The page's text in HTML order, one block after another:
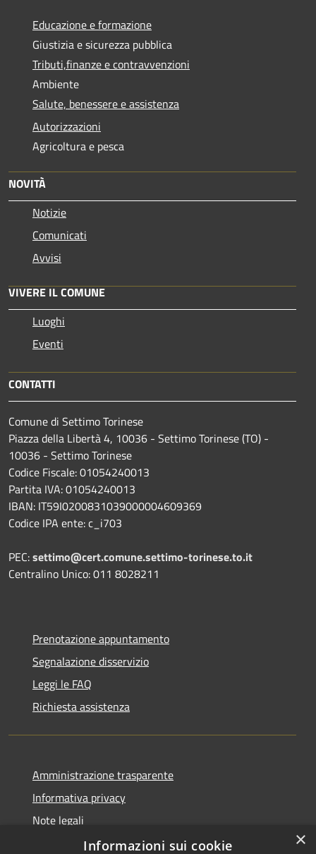
Educazione e formazione
Giustizia e sicurezza pubblica
Tributi,finanze e contravvenzioni
Ambiente
Salute, benessere e assistenza
Autorizzazioni
Agricoltura e pesca
NOVITÀ
Notizie
Comunicati
Avvisi
VIVERE IL COMUNE
Luoghi
Eventi
CONTATTI
Comune di Settimo Torinese
Piazza della Libertà 4, 10036 - Settimo Torinese (TO) -
10036 - Settimo Torinese
Codice Fiscale: 01054240013
Partita IVA: 01054240013
IBAN: IT59I0200831039000004609369
Codice IPA ente: c_i703
PEC:settimo@cert.comune.settimo-torinese.to.it
Centralino Unico: 011 8028211
Prenotazione appuntamento
Segnalazione disservizio
Leggi le FAQ
Richiesta assistenza
Amministrazione trasparente
Informativa privacy
Note legali
Dichiarazione di accessibilità
×
Informazioni sui cookie